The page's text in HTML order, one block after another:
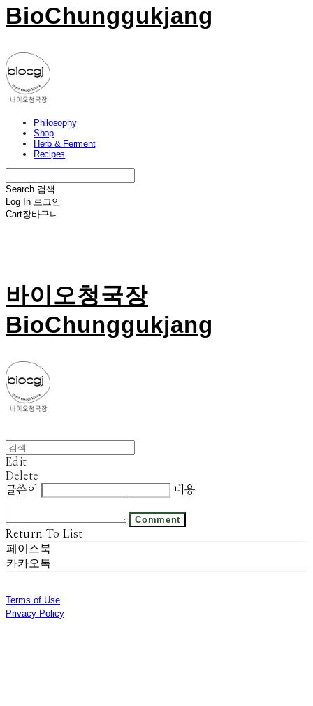
BioChunggukjang
Philosophy
Shop
Herb & Ferment
Recipes
Search 검색
Log In 로그인
Cart장바구니
바이오청국장
BioChunggukjang
Edit
Delete
글쓴이
내용
Comment
Return To List
페이스북
카카오톡
Terms of Use
Privacy Policy